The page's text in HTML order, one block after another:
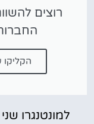
רוצים
הקליקו
למונטנגרו